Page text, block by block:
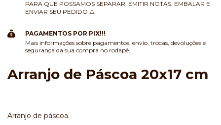
PARA QUE POSSAMOS SEPARAR, EMITIR NOTAS, EMBALAR E
ENVIAR SEU PEDIDO ⚠️
PAGAMENTOS POR PIX!!!
Mais informações sobre pagamentos, envio, trocas, devoluções e
segurança da sua compra no rodapé.
Arranjo de Páscoa 20x17 cm
Arranjo de páscoa.